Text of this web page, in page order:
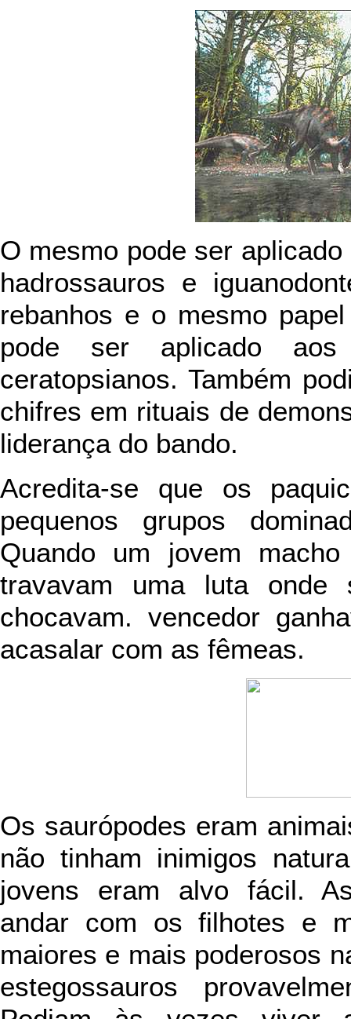
O mesmo pode ser
hadrossauros e
rebanhos e o mesmo
pode ser aplicado
ceratopsianos. Também
chifres em rituais de
liderança do bando.
Acredita-se que os
pequenos grupos
Quando um jovem
travavam uma luta onde
chocavam. vencedor
acasalar com as fêmeas.
Os saurópodes eram
não tinham inimigos
jovens eram alvo fácil.
andar com os filhotes e
maiores e mais poderosos
estegossauros